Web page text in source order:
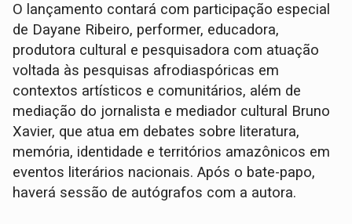
O lançamento contará com participação especial
de Dayane Ribeiro, performer, educadora,
produtora cultural e pesquisadora com atuação
voltada às pesquisas afrodiaspóricas em
contextos artísticos e comunitários, além de
mediação do jornalista e mediador cultural Bruno
Xavier, que atua em debates sobre literatura,
memória, identidade e territórios amazônicos em
eventos literários nacionais. Após o bate-papo,
haverá sessão de autógrafos com a autora.